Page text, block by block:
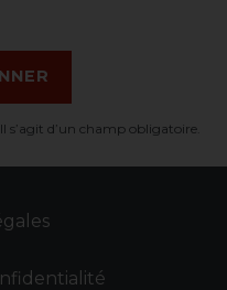
s’agit d’un champ obligatoire.